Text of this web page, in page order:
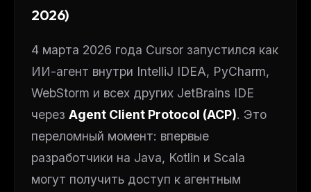
2026)
4 марта 2026 года Cursor запустился как
ИИ-агент внутри IntelliJ IDEA, PyCharm,
WebStorm и всех других JetBrains IDE
через Agent Client Protocol (ACP). Это
переломный момент: впервые
разработчики на Java, Kotlin и Scala
могут получить доступ к агентным